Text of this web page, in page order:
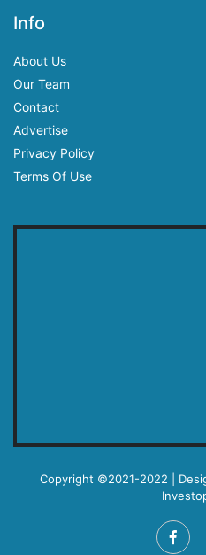
Info
About Us
Our Team
Contact
Advertise
Privacy Policy
Terms Of Use
Copyright ©2021-2022 |